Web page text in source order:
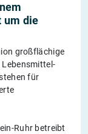
um die
großflächige
für
Ruhr betreibt